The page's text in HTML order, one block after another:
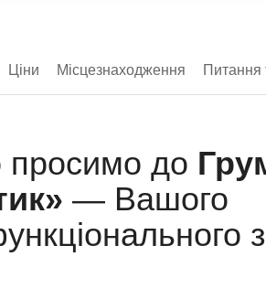
Ціни Місцезнаходження Питання
просимо до
— Вашого